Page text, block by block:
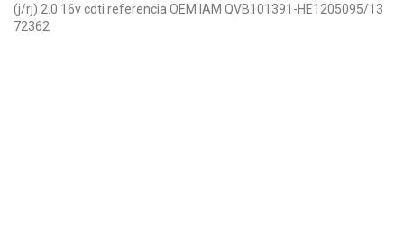
(j/rj) 2.0 16v cdti referencia OEM IAM QVB101391-HE1205095/13
72362